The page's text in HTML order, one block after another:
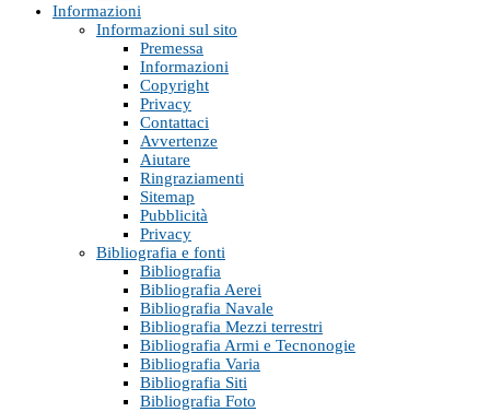
Informazioni
Informazioni sul sito
Premessa
Informazioni
Copyright
Privacy
Contattaci
Avvertenze
Aiutare
Ringraziamenti
Sitemap
Pubblicità
Privacy
Bibliografia e fonti
Bibliografia
Bibliografia Aerei
Bibliografia Navale
Bibliografia Mezzi terrestri
Bibliografia Armi e Tecnonogie
Bibliografia Varia
Bibliografia Siti
Bibliografia Foto